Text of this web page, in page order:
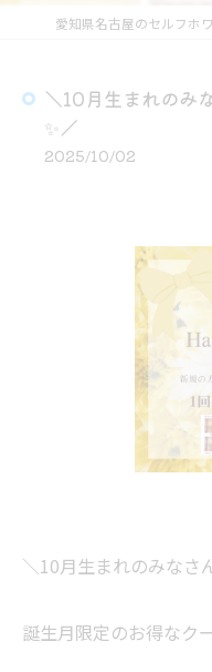
＼10月生まれのみ
✨／
2025/10/02
＼10月生まれのみなさ
誕生月限定のお得なク